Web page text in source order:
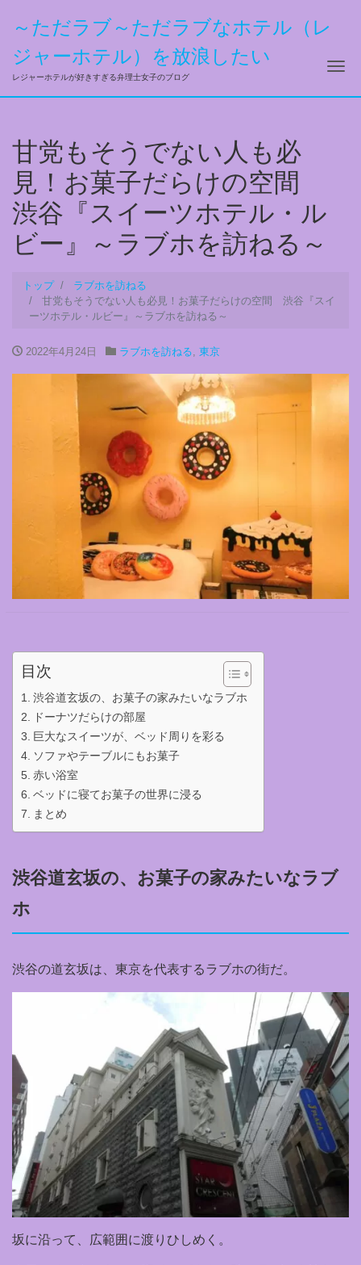
～ただラブ～ただラブなホテル（レ
ジャーホテル）を放浪したい
レジャーホテルが好きすぎる弁理士女子のブログ ナ
甘党もそうでない人も必
見！お菓子だらけの空間
渋谷『スイーツホテル・ル
ビー』～ラブホを訪ねる～
トップ
ラブホを訪ねる
甘党もそうでない人も必見！お菓子だらけの空間 渋谷『スイ
ーツホテル・ルビー』～ラブホを訪ねる～
2022年4月24日 ラブホを訪ねる, 東京
目次
渋谷道玄坂の、お菓子の家みたいなラブホ
ドーナツだらけの部屋
巨大なスイーツが、ベッド周りを彩る
ソファやテーブルにもお菓子
赤い浴室
ベッドに寝てお菓子の世界に浸る
まとめ
渋谷道玄坂の、お菓子の家みたいなラブ
ホ
渋谷の道玄坂は、東京を代表するラブホの街だ。
坂に沿って、広範囲に渡りひしめく。